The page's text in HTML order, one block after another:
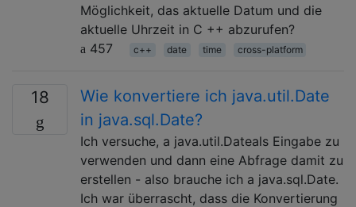
Möglichkeit, das aktuelle Datum und die
aktuelle Uhrzeit in C ++ abzurufen?
457
c++ date time cross-platform
18
Wie konvertiere ich java.util.Date
in java.sql.Date?
Ich versuche, a java.util.Dateals Eingabe zu
verwenden und dann eine Abfrage damit zu
erstellen - also brauche ich a java.sql.Date.
Ich war überrascht, dass die Konvertierung